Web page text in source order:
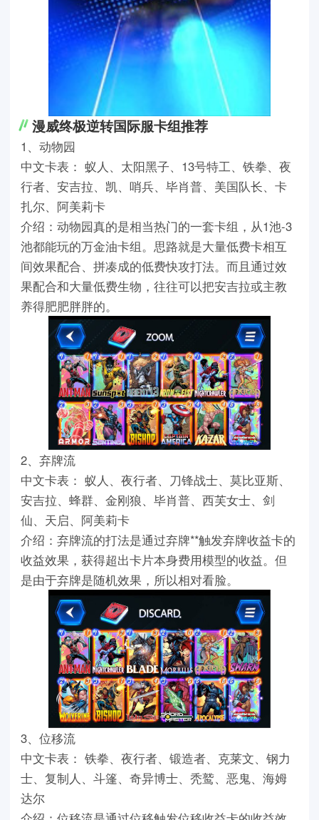
漫威终极逆转国际服卡组推荐
1、动物园
中文卡表： 蚁人、太阳黑子、13号特工、铁拳、夜
行者、安吉拉、凯、哨兵、毕肖普、美国队长、卡
扎尔、阿美莉卡
介绍：动物园真的是相当热门的一套卡组，从1池-3
池都能玩的万金油卡组。思路就是大量低费卡相互
间效果配合、拼凑成的低费快攻打法。而且通过效
果配合和大量低费生物，往往可以把安吉拉或主教
养得肥肥胖胖的。
2、弃牌流
中文卡表： 蚁人、夜行者、刀锋战士、莫比亚斯、
安吉拉、蜂群、金刚狼、毕肖普、西芙女士、剑
仙、天启、阿美莉卡
介绍：弃牌流的打法是通过弃牌**触发弃牌收益卡的
收益效果，获得超出卡片本身费用模型的收益。但
是由于弃牌是随机效果，所以相对看脸。
3、位移流
中文卡表： 铁拳、夜行者、锻造者、克莱文、钢力
士、复制人、斗篷、奇异博士、秃鹫、恶鬼、海姆
达尔